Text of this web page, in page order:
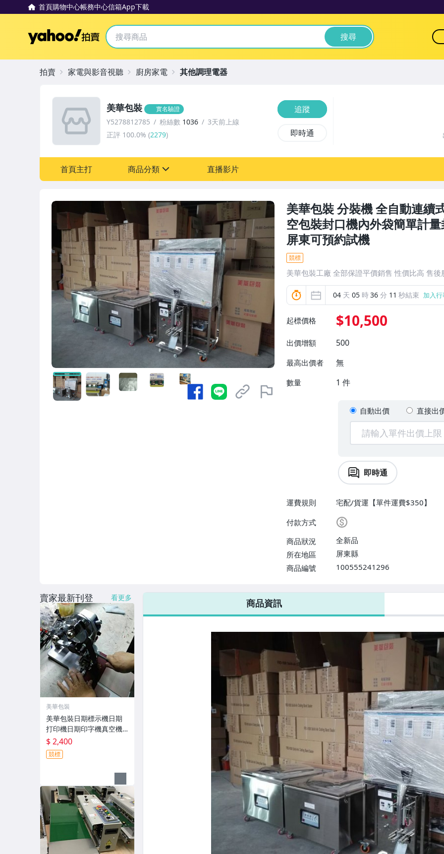
首頁購物中心帳務中心信箱App下載
Yahoo拍賣 搜尋
美華包裝 分裝機 全自動連續
空包裝封口機內外袋簡單計
屏東可預約試機
競標
美華包裝工廠 全部保證平價銷售 性價比高 售
04 天 05 時36 分 09 秒結束 加入
起標價格 $10,500
出價增額 500
最高出價者 無
數量 1 件
自動出價 直接出
即時通
運費規則
宅配/貨運【單件運費$350】
付款方式
商品狀況
全新品
所在地區
屏東縣
商品編號
100555241296
美華包裝 實名驗證
Y5278812785 粉絲數 1036
3天前上線
正評 100.0% (2279)
追蹤
即時通
首頁主打 商品分類
家電與影音視聽
直播影片
拍賣 家電與影音視聽 廚房家電 其他調理電器
商品資訊
賣家最新刊登 看更多
美華包裝
美華包裝日期標示機日期
打印機日期印字機真空機
包裝機封口機色帶炭帶手
壓好用耐用
$ 2,400
競標